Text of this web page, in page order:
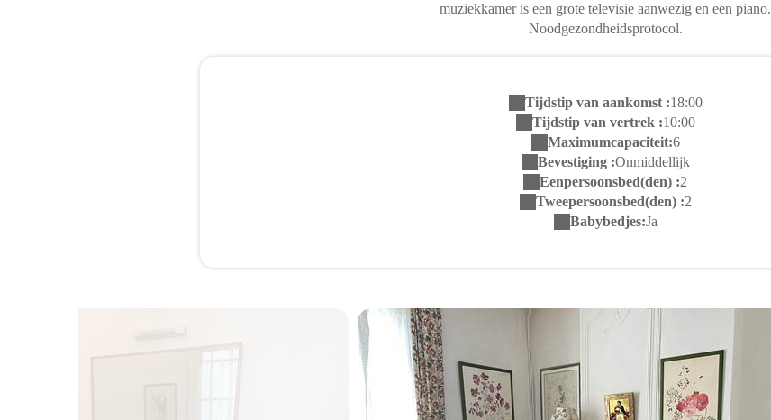
muziekkamer is een grote televisie aanwezig en een piano.
Noodgezondheidsprotocol.
Tijdstip van aankomst :18:00
Tijdstip van vertrek :10:00
Maximumcapaciteit:6
Bevestiging :Onmiddellijk
Eenpersoonsbed(den) :2
Tweepersoonsbed(den) :2
Babybedjes:Ja